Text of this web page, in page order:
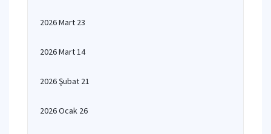
2026 Mart 23
2026 Mart 14
2026 Şubat 21
2026 Ocak 26